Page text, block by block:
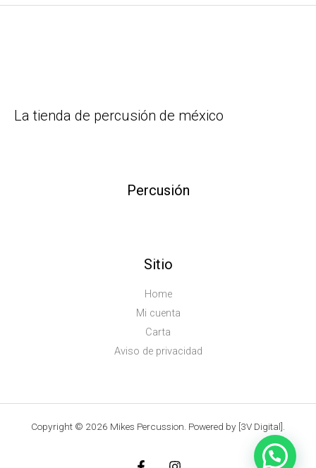
La tienda de percusión de méxico
Percusión
Sitio
Home
Mi cuenta
Carta
Aviso de privacidad
Copyright © 2026 Mikes Percussion. Powered by [3V Digital].